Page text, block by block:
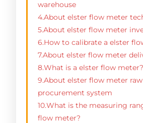
warehouse
4.About elster flow meter
5.About elster flow meter
6.How to calibrate a elster
7.About elster flow meter
8.What is a elster flow meter?
9.About elster flow meter
procurement system
10.What is the measuring
flow meter?